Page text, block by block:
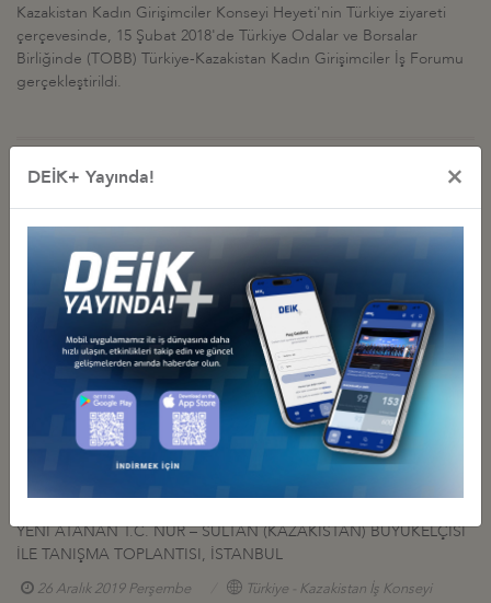
Kazakistan Kadın Girişimciler Konseyi Heyeti'nin Türkiye ziyareti
çerçevesinde, 15 Şubat 2018'de Türkiye Odalar ve Borsalar
Birliğinde (TOBB) Türkiye-Kazakistan Kadın Girişimciler İş Forumu
gerçekleştirildi.
TÜRKİYE-KAZAKİSTAN TİCARET HACMİ HEDEFİ: 15 MİLYAR
14 Mayıs 2026 Perşembe Türkiye - Kazakistan İş Konseyi
TÜRKİYE-KAZAKİSTAN İŞ FORUMU, 04 MART 2022, NUR-SULTAN
04 Mart 2022 Cuma Türkiye - Kazakistan İş Konseyi
KAZAKİSTAN ANKARA BÜYÜKELÇİSİ SAPARBEKULY, İŞ KONSEYİ
BAŞKANI YILDIRIM'I ZİYARET ETTİ
YENİ ATANAN T.C. NUR – SULTAN (KAZAKİSTAN) BÜYÜKELÇİSİ
İLE TANIŞMA TOPLANTISI, İSTANBUL
26 Aralık 2019 Perşembe Türkiye - Kazakistan İş Konseyi
DEİK+ Yayında! ×